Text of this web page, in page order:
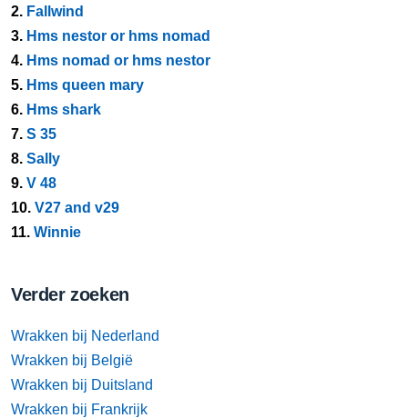
2. Fallwind
3. Hms nestor or hms nomad
4. Hms nomad or hms nestor
5. Hms queen mary
6. Hms shark
7. S 35
8. Sally
9. V 48
10. V27 and v29
11. Winnie
Verder zoeken
Wrakken bij Nederland
Wrakken bij België
Wrakken bij Duitsland
Wrakken bij Frankrijk